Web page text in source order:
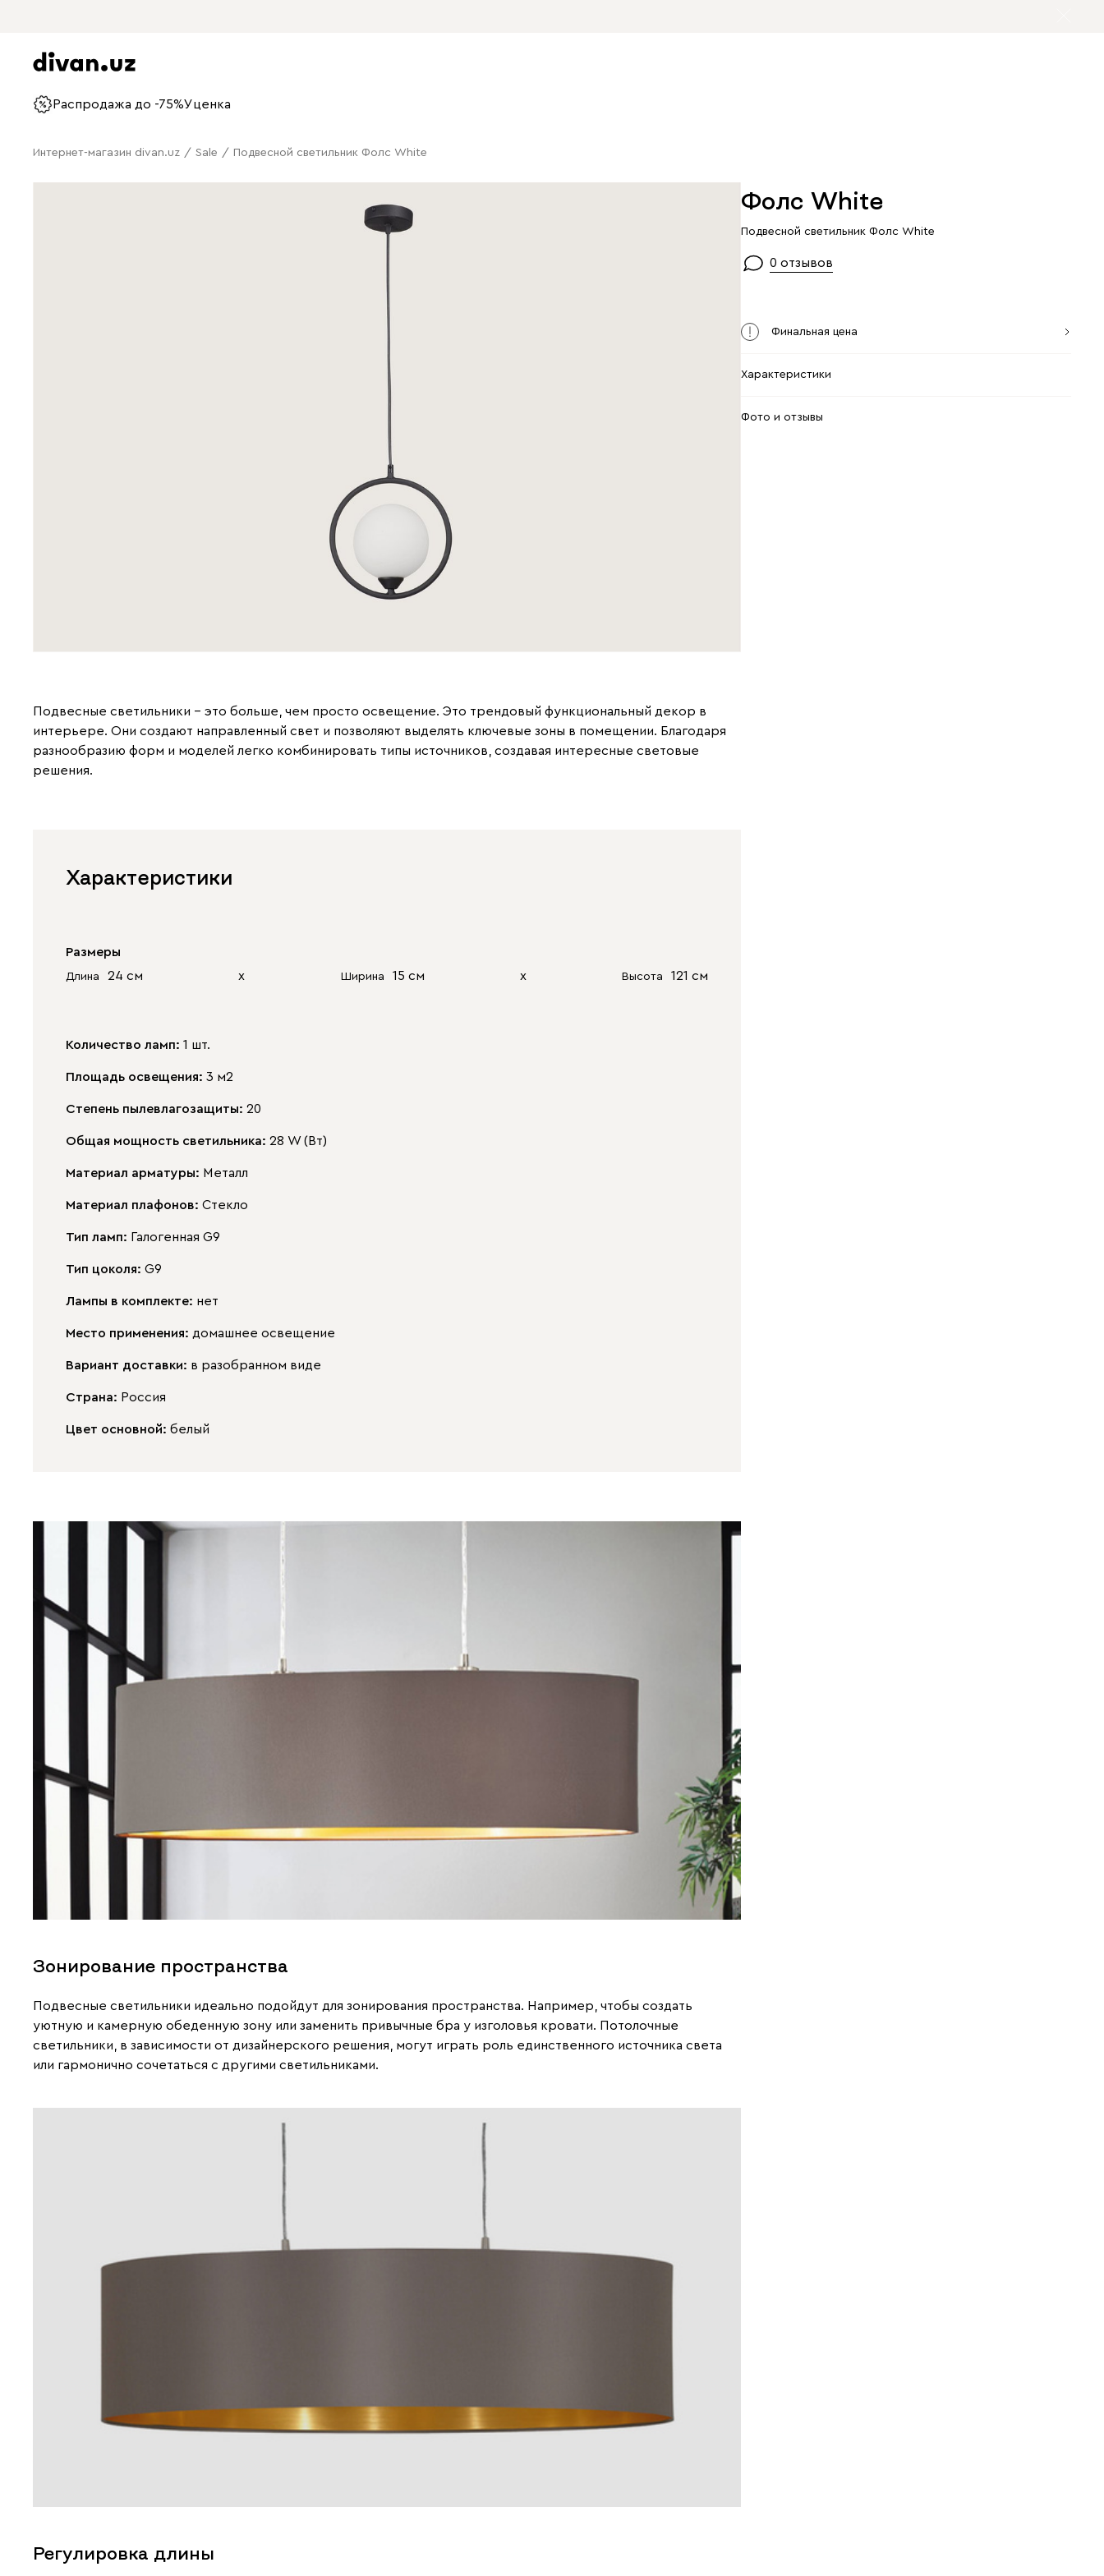
Распродажа до -75%Уценка
Интернет-магазин divan.uz / Sale / Подвесной светильник Фолс White
Подвесные светильники – это больше, чем просто освещение. Это трендовый функциональный декор в
интерьере. Они создают направленный свет и позволяют выделять ключевые зоны в помещении. Благодаря
разнообразию форм и моделей легко комбинировать типы источников, создавая интересные световые
решения.
Характеристики
Размеры
Длина 24 см х Ширина 15 см х Высота 121 см
Количество ламп: 1 шт.
Площадь освещения: 3 м2
Степень пылевлагозащиты: 20
Общая мощность светильника: 28 W (Вт)
Материал арматуры: Металл
Материал плафонов: Стекло
Тип ламп: Галогенная G9
Тип цоколя: G9
Лампы в комплекте: нет
Место применения: домашнее освещение
Вариант доставки: в разобранном виде
Страна: Россия
Цвет основной: белый
Зонирование пространства
Подвесные светильники идеально подойдут для зонирования пространства. Например, чтобы создать
уютную и камерную обеденную зону или заменить привычные бра у изголовья кровати. Потолочные
светильники, в зависимости от дизайнерского решения, могут играть роль единственного источника света
или гармонично сочетаться с другими светильниками.
Регулировка длины
Фолс White
Подвесной светильник Фолс White
0 отзывов
Финальная цена
Характеристики
Фото и отзывы